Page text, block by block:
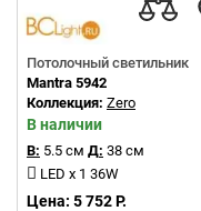
Потолочный светильник
Mantra 5942
Коллекция: Zero
В наличии
В: 5.5 см Д: 38 см
LED x 1 36W
Цена: 5 752 Р.